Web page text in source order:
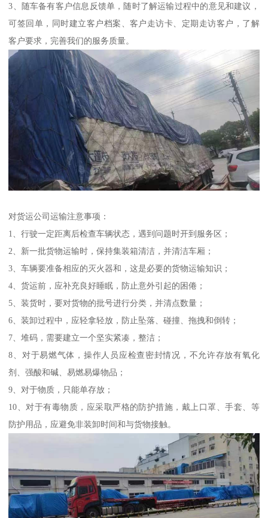
3、随车备有客户信息反馈单，随时了解运输过程中的意见和建议，
可签回单，同时建立客户档案、客户走访卡、定期走访客户，了解
客户要求，完善我们的服务质量。
对货运公司运输注意事项：
1、行驶一定距离后检查车辆状态，遇到问题时开到服务区；
2、新一批货物运输时，保持集装箱清洁，并清洁车厢；
3、车辆要准备相应的灭火器和，这是必要的货物运输知识；
4、货运前，应补充良好睡眠，防止意外引起的困倦；
5、装货时，要对货物的批号进行分类，并清点数量；
6、装卸过程中，应轻拿轻放，防止坠落、碰撞、拖拽和倒转；
7、堆码，需要建立一个坚实紧凑，整洁；
8、对于易燃气体，操作人员应检查密封情况，不允许存放有氧化
剂、强酸和碱、易燃易爆物品；
9、对于物质，只能单存放；
10、对于有毒物质，应采取严格的防护措施，戴上口罩、手套、等
防护用品，应避免非装卸时间和与货物接触。